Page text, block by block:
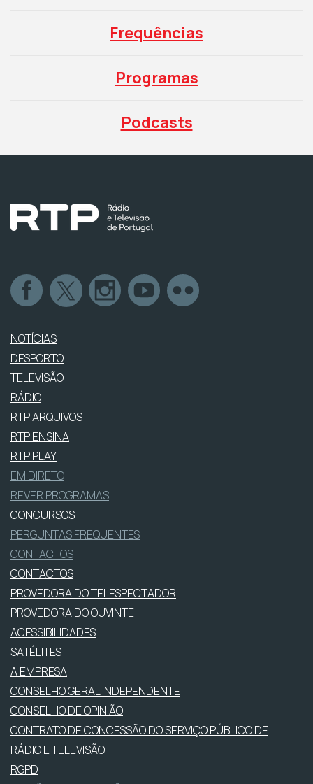
Frequências
Programas
Podcasts
NOTÍCIAS
DESPORTO
TELEVISÃO
RÁDIO
RTP ARQUIVOS
RTP ENSINA
RTP PLAY
EM DIRETO
REVER PROGRAMAS
CONCURSOS
PERGUNTAS FREQUENTES
CONTACTOS
CONTACTOS
PROVEDORA DO TELESPECTADOR
PROVEDORA DO OUVINTE
ACESSIBILIDADES
SATÉLITES
A EMPRESA
CONSELHO GERAL INDEPENDENTE
CONSELHO DE OPINIÃO
CONTRATO DE CONCESSÃO DO SERVIÇO PÚBLICO DE
RÁDIO E TELEVISÃO
RGPD